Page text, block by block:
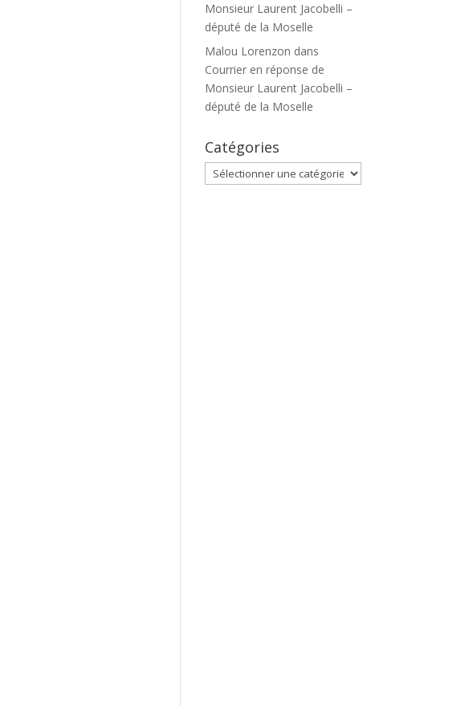
Monsieur Laurent Jacobelli –
député de la Moselle
Malou Lorenzon dans
Courrier en réponse de
Monsieur Laurent Jacobelli –
député de la Moselle
Catégories
Catégories